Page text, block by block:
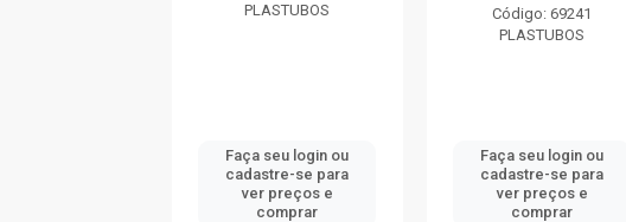
PLASTUBOS
Faça seu login ou
cadastre-se para
ver preços e
comprar
Código: 69241
PLASTUBOS
Faça seu login ou
cadastre-se para
ver preços e
comprar